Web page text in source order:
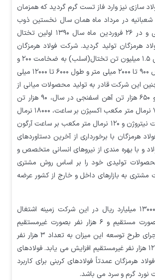
واحد فولاد سازی نیز وارد فاز تست گرم گردید که همزمان
شعبانیه در مرداد ماه همان سال نخستین ذوب
کوره قوس الکتریکی و در ۲۶ فروردین ماه سال ۱۳۹۰ اولین تختال
هرمزگان تولید گردید. شرکت فولاد هرمزگان
دارای ظرفیت اسمی ۱.۵ میلیون تن تختال(اسلب) به ضخامت ۲۰۰ و
۲۵۰ میلی متر، عرض ۹۰۰ تا ۲۰۰۰ میلی متر و طول ۶۰۰۰ تا ۱۲۰۰۰ میلی
این شرکت قادر به تولید محصولات میانی از
قبیل یک میلیون و ۶۵۰ هزار تن آهن اسفنجی در سال، ۹۰ هزار تن
آهک در سال، ۷۵۰۰ نرمال متر مکعب اکسیژن بر ساعت، ۱۸۰۰۰ نرمال
متر مکعب بر ساعت نیتروژن و ۱۲۰ نرمال متر مکعب بر ساعت آرگون
هرمزگان با برخورداری از آخرین دستاوردهای
و با بهره مندی از نیروهای انسانی متخصص و
تولیدی خود را بر اساس روش مشتری
به بازارهای داخل و خارج از کشور عرضه
با سرمایه گذاری ۱۳۰۰۰ میلیارد ریال در این شرکت زمینه اشتغال
پایدار ۱۵۰۰ نفر بصورت مستقیم و ۶ هزار نفر بصورت غیرمستقیم
فراهم شده که با اجرای طرح توسعه این میزان به تعداد ۳ هزار نفر
بصورت مستقیم و ۱۲ هزار نفر غیرمستقیم افزایش می یابد. فولادهای
هرمزگان عمدتاً فولادهای کربنی برای کاربرد
نورد گرم و سرد می باشد.